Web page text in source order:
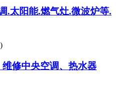
.太阳能.燃气灶.微波炉等.
修中央空调、热水器